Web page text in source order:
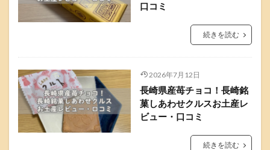
口コミ
続きを読む
2026年7月12日
長崎県産苺チョコ！長崎銘
菓しあわせクルスお土産レ
ビュー・口コミ
続きを読む